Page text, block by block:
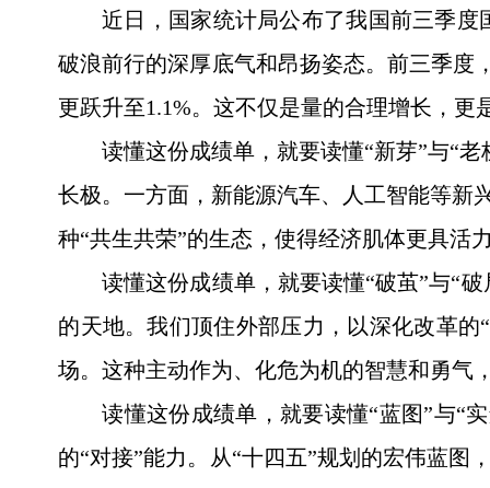
近日，国家统计局公布了我国前三季
破浪前行的深厚底气和昂扬姿态。前三季度
更跃升至1.1%。这不仅是量的合理增长，
读懂这份成绩单，就要读懂“新芽”与“
长极。一方面，新能源汽车、人工智能等新
种“共生共荣”的生态，使得经济肌体更具活
读懂这份成绩单，就要读懂“破茧”与“
的天地。我们顶住外部压力，以深化改革
场。这种主动作为、化危为机的智慧和勇气
读懂这份成绩单，就要读懂“蓝图”与“
的“对接”能力。从“十四五”规划的宏伟蓝